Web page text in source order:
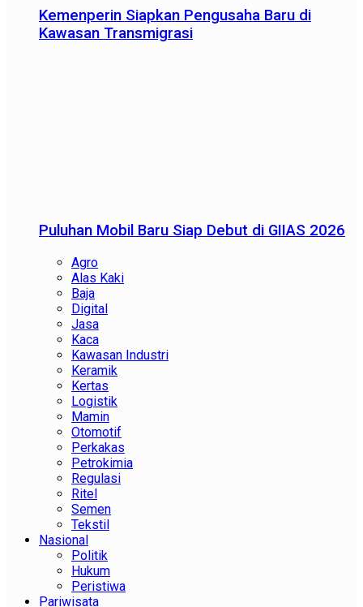
Kemenperin Siapkan Pengusaha Baru di
Kawasan Transmigrasi
Puluhan Mobil Baru Siap Debut di GIIAS 2026
Agro
Alas Kaki
Baja
Digital
Jasa
Kaca
Kawasan Industri
Keramik
Kertas
Logistik
Mamin
Otomotif
Perkakas
Petrokimia
Regulasi
Ritel
Semen
Tekstil
Nasional
Politik
Hukum
Peristiwa
Pariwisata